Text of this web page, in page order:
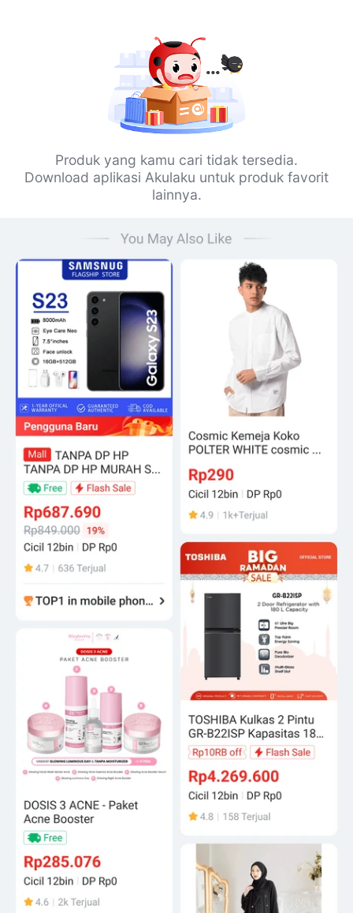
Produk yang kamu cari tidak tersedia.
Download aplikasi Akulaku untuk produk favorit
lainnya.